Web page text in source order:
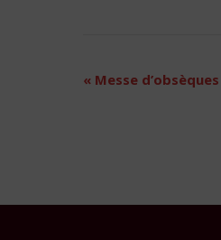
«Messe d’obsèques